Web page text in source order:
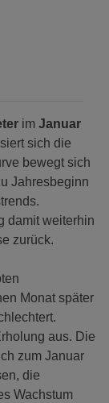
im Januar
sich die
bewegt sich
Jahresbeginn
damit weiterhin
zurück.
Monat später
aus. Die
zum Januar
die
Wachstum